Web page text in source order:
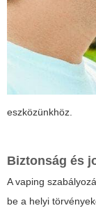
eszközünkhöz.
Biztonság és
A vaping
be a helyi